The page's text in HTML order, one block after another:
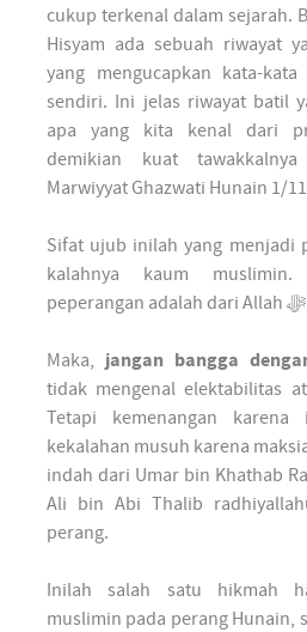
cukup terkenal dalam sejarah.
Hisyam ada sebuah riwayat
yang mengucapkan kata-
sendiri. Ini jelas riwayat batil
apa yang kita kenal dari
demikian kuat
Marwiyyat Ghazwati Hunain 1/
Sifat ujub inilah yang menjadi
kalahnya kaum muslimin.
Maka, jangan bangga
tidak mengenal elektabilitas
Tetapi kemenangan
kekalahan musuh karena
indah dari Umar bin Khathab
Ali bin Abi Thalib
perang.
Inilah salah satu hikmah
muslimin pada perang Hunain,